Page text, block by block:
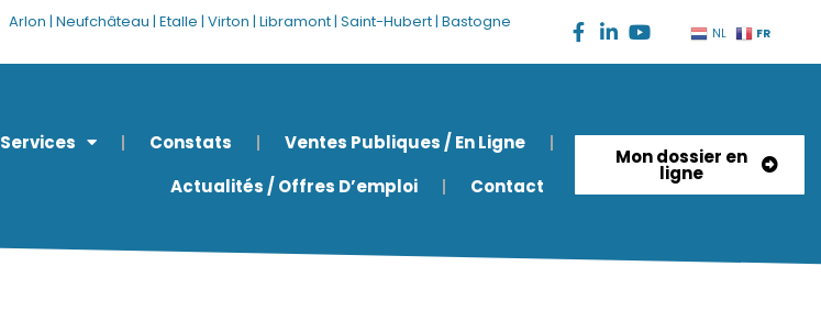
Arlon | Neufchâteau | Etalle | Virton | Libramont | Saint-Hubert | Bastogne
NL FR
Services Constats
Ventes Publiques / En Ligne
Actualités / Offres D’emploi
Contact
Mon dossier en
ligne